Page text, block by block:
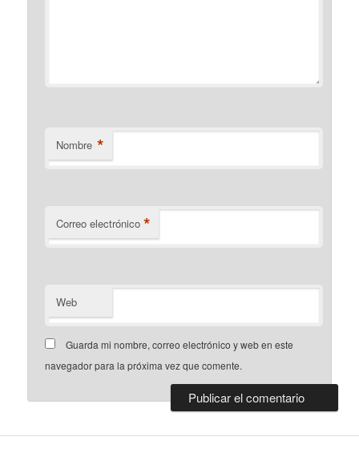
Nombre *
Correo electrónico *
Web
Guarda mi nombre, correo electrónico y web en este
navegador para la próxima vez que comente.